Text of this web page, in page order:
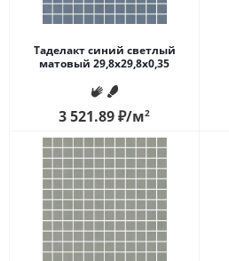
Таделакт синий светлый
матовый 29,8x29,8x0,35
3 521.89₽/м2